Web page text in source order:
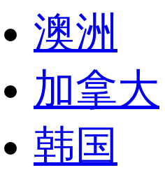
澳洲
加拿大
韩国